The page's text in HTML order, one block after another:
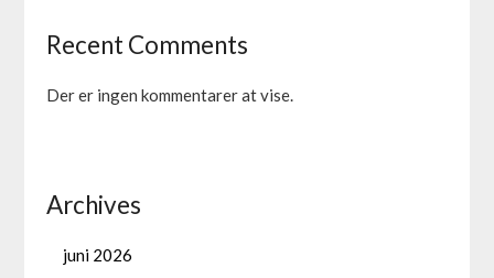
Recent Comments
Der er ingen kommentarer at vise.
Archives
juni 2026